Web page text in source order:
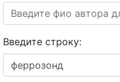
Введите строку: